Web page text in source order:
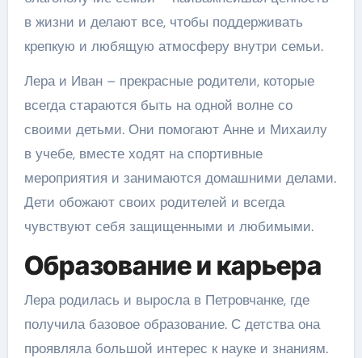
в жизни и делают все, чтобы поддерживать
крепкую и любящую атмосферу внутри семьи.
Лера и Иван – прекрасные родители, которые
всегда стараются быть на одной волне со
своими детьми. Они помогают Анне и Михаилу
в учебе, вместе ходят на спортивные
мероприятия и занимаются домашними делами.
Дети обожают своих родителей и всегда
чувствуют себя защищенными и любимыми.
Образование и карьера
Лера родилась и выросла в Петровчанке, где
получила базовое образование. С детства она
проявляла большой интерес к науке и знаниям.